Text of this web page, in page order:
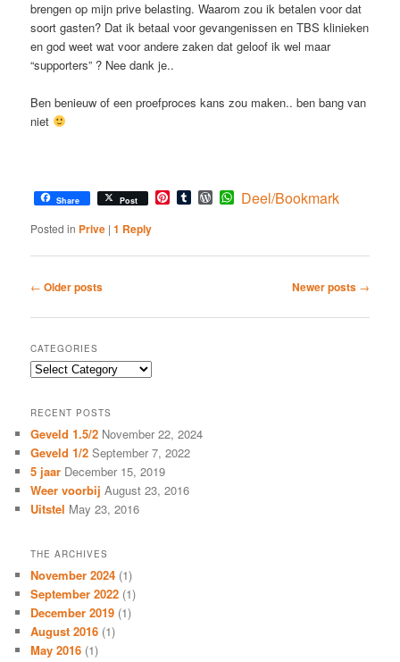
brengen op mijn prive belasting. Waarom zou ik betalen voor dat
soort gasten? Dat ik betaal voor gevangenissen en TBS klinieken
en god weet wat voor andere zaken dat geloof ik wel maar
“supporters” ? Nee dank je..
Ben benieuw of een proefproces kans zou maken.. ben bang van
niet
Share Post Pinterest
TumblrWordPress
WhatsApp
Deel/Bookmark
Posted in Prive |1 Reply
Post
← Older posts Newer posts →
CATEGORIES
Categories
RECENT POSTS
Geveld 1.5/2 November 22, 2024
Geveld 1/2 September 7, 2022
5 jaar December 15, 2019
Weer voorbij August 23, 2016
Uitstel May 23, 2016
THE ARCHIVES
November 2024 (1)
September 2022 (1)
December 2019 (1)
August 2016 (1)
May 2016 (1)